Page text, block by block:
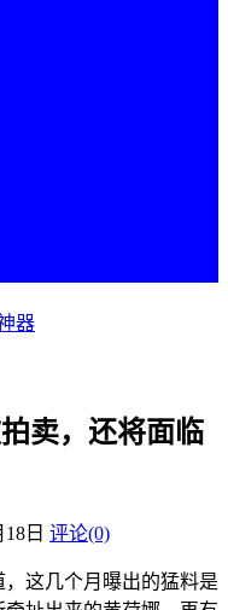
器
卖，还将面临
日 评论(0)
这几个月曝出的猛料是